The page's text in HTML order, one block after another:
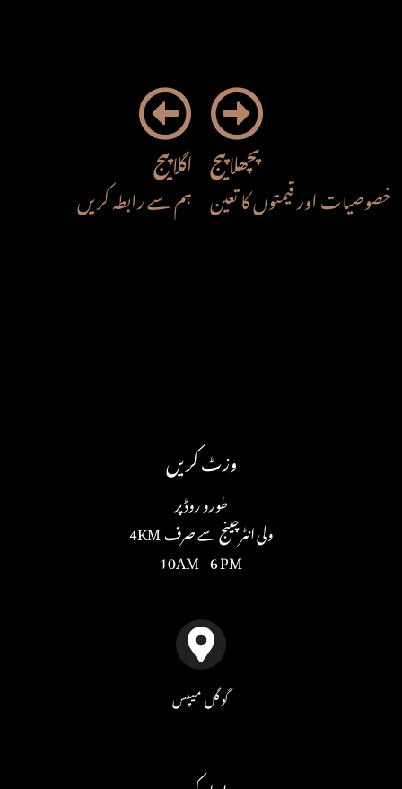
پچھلا پیج
خصوصیات اور قیمتوں کا تعین
اگلا پیج
ہم سے رابطہ کریں
وزٹ کریں
طورو روڈ پر
ولی انٹرچینج سے صرف 4KM
10AM – 6 PM
گوگل میپس